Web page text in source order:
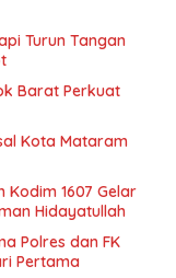
Turun Tangan
Barat Perkuat
Kota Mataram
Kodim 1607 Gelar
Hidayatullah
Polres dan FK
Pertama